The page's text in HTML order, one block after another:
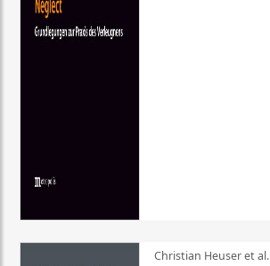
Christian Heuser et al.